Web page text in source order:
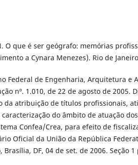
O que é ser geógrafo: memórias
a Cynara Menezes). Rio de
Federal de Engenharia, Arquitetura e
nº. 1.010, de 22 de agosto de 2005.
da atribuição de títulos profissionais,
do âmbito de atuação
Confea/Crea, para efeito de
Oficial da União da República
Brasília, DF, 04 de set. de 2006. Seção 1